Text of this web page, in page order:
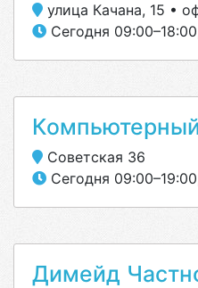
улица Качана, 15 •
Сегодня
Советская 36
Сегодня